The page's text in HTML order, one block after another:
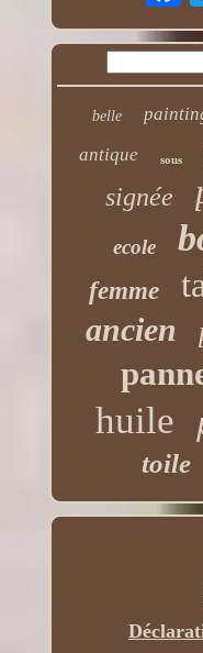
belle
antique sous
signée
ecole
femme
ancien
huile
toile